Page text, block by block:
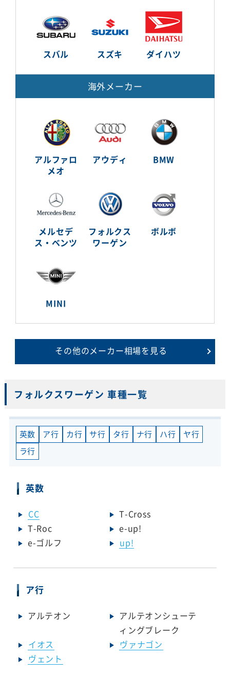
スバル スズキ ダイハツ
海外メーカー
アルファロ
メオ
アウディ BMW
メルセデ
ス・ベンツ
フォルクス
ワーゲン
ボルボ
MINI
その他のメーカー相場を見る
フォルクスワーゲン 車種一覧
英数 ア行 カ行 サ行 タ行 ナ行 ハ行
ヤ行
ラ行
英数
CC
T-Cross
T-Roc
e-up!
e-ゴルフ
up!
ア行
アルテオン
アルテオンシューテ
ィングブレーク
イオス
ヴァナゴン
ヴェント